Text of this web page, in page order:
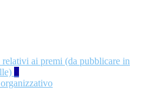
ai premi (da pubblicare in
5